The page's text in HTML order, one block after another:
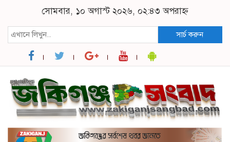
সোমবার, ১০ অগাস্ট ২০২৬, ০২:৪৩ অপরাহ্ন
সার্চ করুন